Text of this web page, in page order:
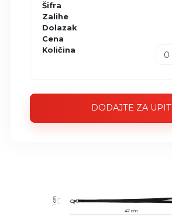
Šifra
Zalihe
Dolazak
Cena
Količina
DODAJTE ZA UPIT